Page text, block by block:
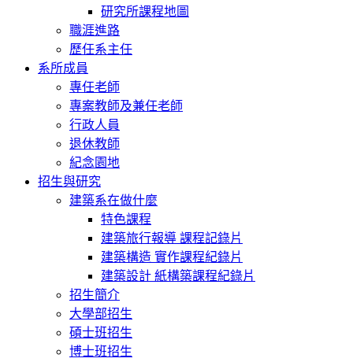
研究所課程地圖
職涯進路
歷任系主任
系所成員
專任老師
專案教師及兼任老師
行政人員
退休教師
紀念園地
招生與研究
建築系在做什麼
特色課程
建築旅行報導 課程記錄片
建築構造 實作課程紀錄片
建築設計 紙構築課程紀錄片
招生簡介
大學部招生
碩士班招生
博士班招生